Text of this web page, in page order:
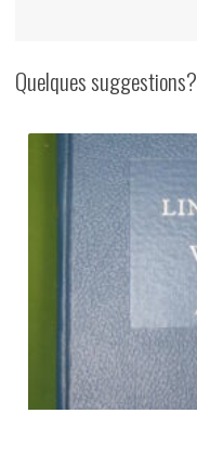
lès
manîres
travayi,
Roland
Georges,
édition,
2005
Quelques suggestions?